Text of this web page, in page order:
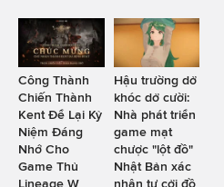
Công Thành
Chiến Thành
Kent Để Lại Kỷ
Niệm Đáng
Nhớ Cho
Game Thủ
Lineage W
Hậu trường dở
khóc dở cười:
Nhà phát triển
game mạt
chược "lột đồ"
Nhật Bản xác
nhận tự cởi đồ